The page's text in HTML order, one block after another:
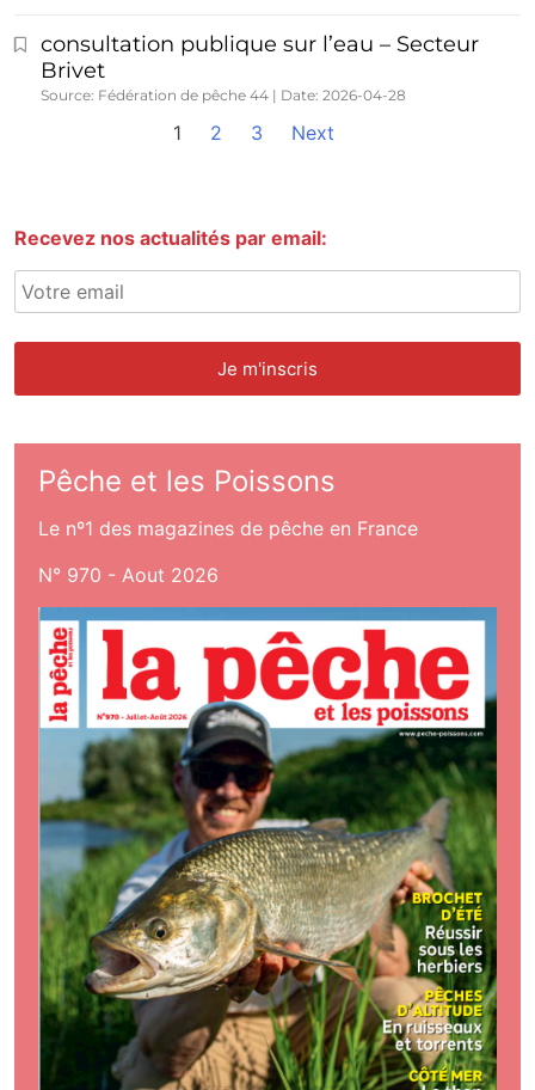
consultation publique sur l’eau – Secteur
Brivet
Source: Fédération de pêche 44 Date: 2026-04-28
1 2 3 Next
Recevez nos actualités par email:
Pêche et les Poissons
Le nº1 des magazines de pêche en France
N° 970 - Aout 2026